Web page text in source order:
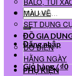
Tìm
kiếm:
Đăng nhập
Giỏ hàng /₫0
MÀU VẼ
SET DỤNG
ĐỒ GIA
ĐỒ ĐIỆN
HẰNG NGÀY
PHỤ KIỆN